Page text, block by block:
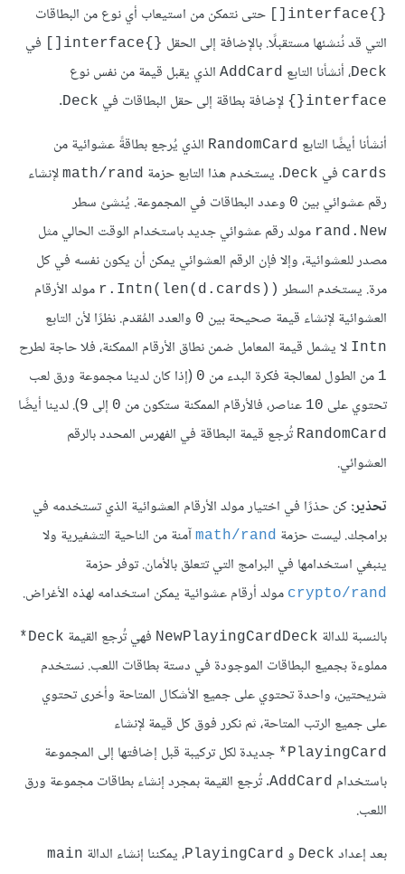
{}interface[]
حتى نتمكن من استيعاب أي نوع من البطاقات
التي قد نُنشئها مستقبلًا. بالإضافة إلى الحقل {}interface[] في
Deck، أنشأنا التابع AddCard الذي يقبل قيمة من نفس نوع
interface{} لإضافة بطاقة إلى حقل البطاقات في Deck
.
أنشأنا أيضًا التابع RandomCard الذي يُرجع بطاقةً عشوائية من
cards في Deck. يستخدم هذا التابع حزمة math/rand لإنشاء
رقم عشوائي بين 0 وعدد البطاقات في المجموعة. يُنشئ سطر
rand.New مولد رقم عشوائي جديد باستخدام الوقت الحالي مثل
مصدر للعشوائية، وإلا فإن الرقم العشوائي يمكن أن يكون نفسه في كل
مرة. يستخدم السطر ((r.Intn(len(d.cards
مولد الأرقام
العشوائية لإنشاء قيمة صحيحة بين 0 والعدد المُقدم. نظرًا لأن التابع
Intn لا يشمل قيمة المعامل ضمن نطاق الأرقام الممكنة، فلا حاجة لطرح
1 من الطول لمعالجة فكرة البدء من 0 (إذا كان لدينا مجموعة ورق لعب
تحتوي على 10 عناصر، فالأرقام الممكنة ستكون من 0 إلى 9). لدينا أيضًا
RandomCard تُرجع قيمة البطاقة في الفهرس المحدد بالرقم
العشوائي.
تحذير:كن حذرًا في اختيار مولد الأرقام العشوائية الذي تستخدمه في
برامجك. ليست حزمة math/rand آمنة من الناحية التشفيرية ولا
ينبغي استخدامها في البرامج التي تتعلق بالأمان. توفر حزمة
crypto/rand مولد أرقام عشوائية يمكن استخدامه لهذه الأغراض.
بالنسبة للدالة NewPlayingCardDeck فهي تُرجع القيمة Deck*
مملوءة بجميع البطاقات الموجودة في دستة بطاقات اللعب. نستخدم
شريحتين، واحدة تحتوي على جميع الأشكال المتاحة وأخرى تحتوي
على جميع الرتب المتاحة، ثم نكرر فوق كل قيمة لإنشاء
PlayingCard*
جديدة لكل تركيبة قبل إضافتها إلى المجموعة
باستخدام AddCard. تُرجع القيمة بمجرد إنشاء بطاقات مجموعة ورق
اللعب.
بعد إعداد Deck و PlayingCard، يمكننا إنشاء الدالة main